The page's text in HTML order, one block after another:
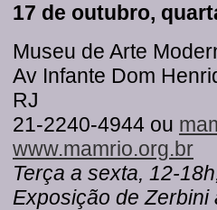
17 de outubro,
Museu de Arte
Av Infante Dom
RJ
21-2240-4944 ou
www.mamrio.org.br
Terça a sexta, 12-
Exposição de